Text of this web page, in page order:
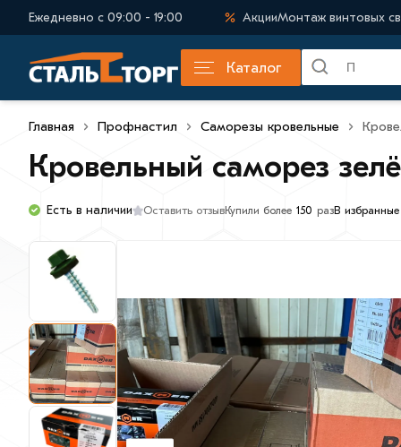
Ежедневно с 09:00 - 19:00 АкцииМонтаж винтовых
Каталог
Главная Профнастил Саморезы кровельные
Кровельный саморез
Есть в наличии Оставить отзывКупили более 150 разВ избранные